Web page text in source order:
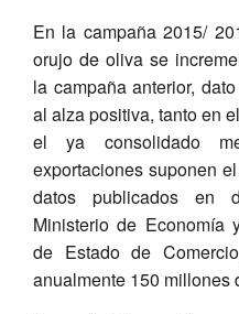
En la campaña 2015/
orujo de oliva se
la campaña anterior,
al alza positiva, tanto en
el ya consolidado
exportaciones suponen
datos publicados en
Ministerio de Economía
de Estado de
anualmente 150 millones